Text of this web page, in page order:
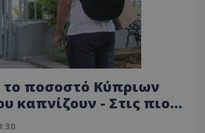
το ποσοστό Κύπριων
καπνίζουν - Στις πιο
στην Ευρώπη η χώρα